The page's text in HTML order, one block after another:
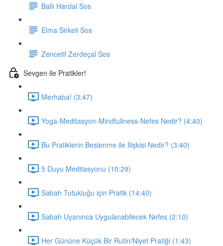
Ballı Hardal Sos
Elma Sirkeli Sos
Zencefil Zerdeçal Sos
Sevgen ile Pratikler!
Merhaba! (3:47)
Yoga-Meditasyon-Mindfullness-Nefes Nedir? (4:40)
Bu Pratiklerin Beslenme ile İlişkisi Nedir? (3:40)
5 Duyu Meditasyonu (10:29)
Sabah Tutukluğu için Pratik (14:40)
Sabah Uyanınca Uygulanabilecek Nefes (2:10)
Her Gününe Küçük Bir Rutin/Niyet Pratiği (1:43)